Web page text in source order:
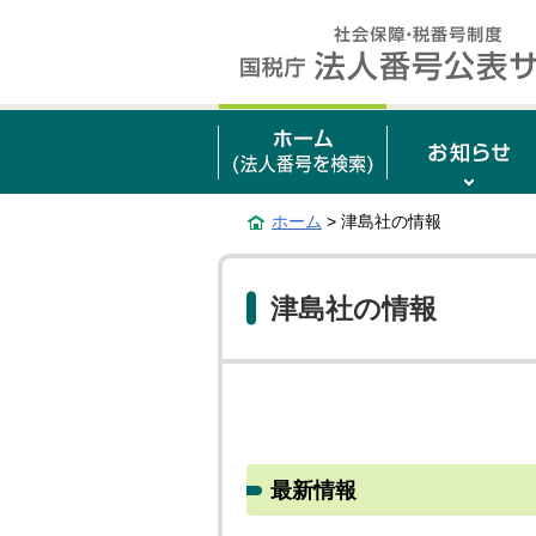
ホーム > 津島社の情報
津島社の情報
最新情報